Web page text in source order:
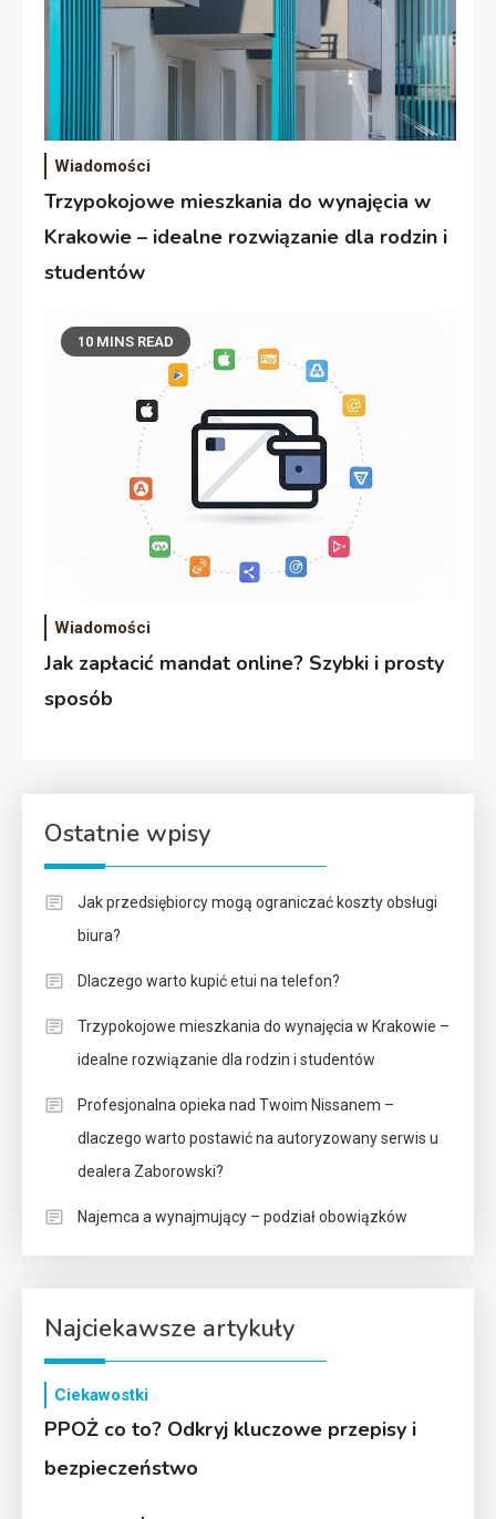
Wiadomości
Trzypokojowe mieszkania do wynajęcia w
Krakowie – idealne rozwiązanie dla rodzin i
studentów
10 MINS READ
Wiadomości
Jak zapłacić mandat online? Szybki i prosty
sposób
Ostatnie wpisy
Jak przedsiębiorcy mogą ograniczać koszty obsługi
biura?
Dlaczego warto kupić etui na telefon?
Trzypokojowe mieszkania do wynajęcia w Krakowie –
idealne rozwiązanie dla rodzin i studentów
Profesjonalna opieka nad Twoim Nissanem –
dlaczego warto postawić na autoryzowany serwis u
dealera Zaborowski?
Najemca a wynajmujący – podział obowiązków
Najciekawsze artykuły
Ciekawostki
PPOŻ co to? Odkryj kluczowe przepisy i
bezpieczeństwo